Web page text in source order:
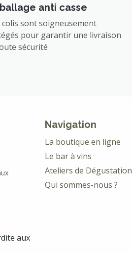
anti casse
colis sont soigneusement
pour garantir une livraison
sécurité
aux
Navigation
La boutique en ligne
Le bar à vins
Ateliers de Dégustation
Qui sommes-nous ?